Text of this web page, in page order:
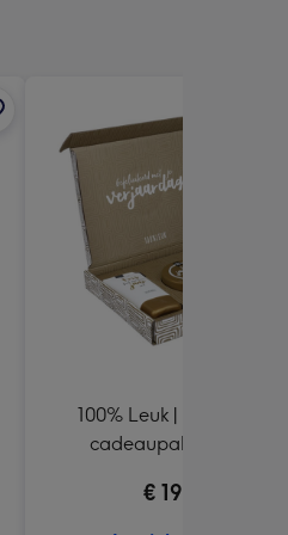
100% Leuk | Brievenbus
cadeaupakket | Fijne
€ 19,95